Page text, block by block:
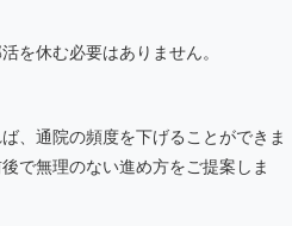
を休む必要はありません。
、通院の頻度を下げることができま
で無理のない進め方をご提案しま